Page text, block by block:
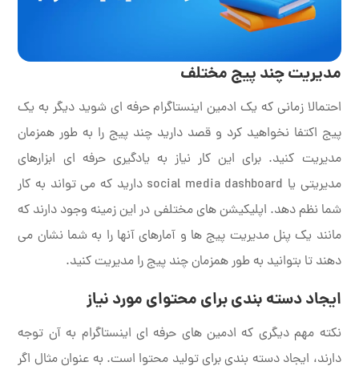
مدیریت چند پیج مختلف
احتمالا زمانی که یک ادمین اینستاگرام حرفه ای شوید دیگر به یک
پیج اکتفا نخواهید کرد و قصد دارید چند پیج را به طور همزمان
مدیریت کنید. برای این کار نیاز به یادگیری حرفه ای ابزارهای
مدیریتی یا social media dashboard دارید که می تواند به کار
شما نظم دهد. اپلیکیشن های مختلفی در این زمینه وجود دارند که
مانند یک پنل مدیریت پیج ها و آمارهای آنها را به شما نشان می
دهند تا بتوانید به طور همزمان چند پیج را مدیریت کنید.
ایجاد دسته بندی برای محتوای مورد نیاز
نکته مهم دیگری که ادمین های حرفه ای اینستاگرام به آن توجه
دارند، ایجاد دسته بندی برای تولید محتوا است. به عنوان مثال اگر